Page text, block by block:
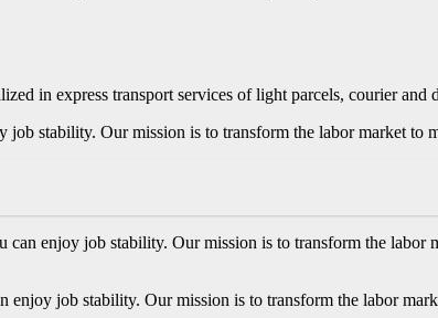
in express transport services of light parcels, courier
stability. Our mission is to transform the labor market to
enjoy job stability. Our mission is to transform the labor
job stability. Our mission is to transform the labor